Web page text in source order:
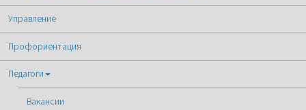
Управление
Профориентация
Педагоги
Вакансии